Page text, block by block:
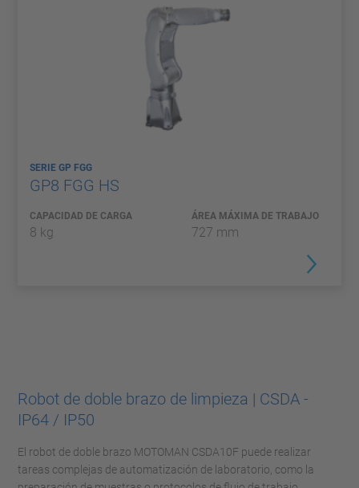
SERIE GP FGG
GP8 FGG HS
CAPACIDAD DE CARGA
8 kg
ÁREA MÁXIMA DE TRABAJO
727 mm
Robot de doble brazo de limpieza | CSDA -
IP64 / IP50
El robot de doble brazo MOTOMAN CSDA10F puede realizar
tareas complejas de automatización de laboratorio, como la